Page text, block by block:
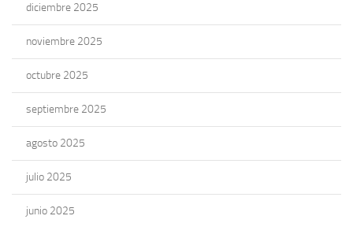
diciembre 2025
noviembre 2025
octubre 2025
septiembre 2025
agosto 2025
julio 2025
junio 2025